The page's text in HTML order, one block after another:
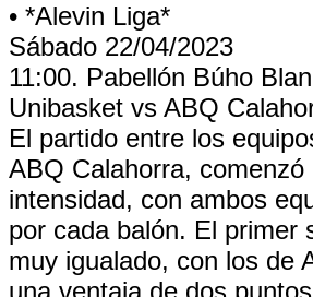
• *Alevin Liga*
Sábado 22/04/2023
11:00. Pabellón Búho
Unibasket vs ABQ
El partido entre los
ABQ Calahorra, comenzó
intensidad, con ambos
por cada balón. El primer
muy igualado, con los de
una ventaja de dos